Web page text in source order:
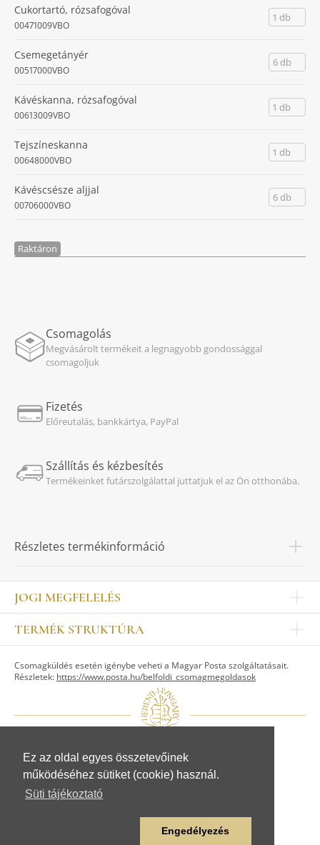
Ez az oldal egyes összetevőinek
működéséhez sütiket (cookie) használ.
Süti tájékoztató
Engedélyezés
Cukortartó, rózsafogóval
00471009VBO
1 db
Csemegetányér
00517000VBO
6 db
Kávéskanna, rózsafogóval
00613009VBO
1 db
Tejszíneskanna
00648000VBO
1 db
Kávéscsésze aljjal
00706000VBO
6 db
Raktáron
Csomagolás
Megvásárolt termékeit a legnagyobb gondossággal
csomagoljuk
Fizetés
Előreutalás, bankkártya, PayPal
Szállítás és kézbesítés
Termékeinket futárszolgálattal juttatjuk el az Ön otthonába.
Részletes termékinformáció
JOGI MEGFELELÉS
Impresszum
Kapcsolat
Jogi nyilatkozat
Üzletszabályzat
Adattovábbítási nyilatkozat
TERMÉK STRUKTÚRA
ASZTALKULTÚRA
Kannák, cukortartók
Szervíz kiegészítők
FIGURÁK
Csomagküldés esetén igénybe veheti a Magyar Posta szolgáltatásait.
Részletek: https://www.posta.hu/belfoldi_csomagmegoldasok
© Herendi Porcelánmanufaktúra Zrt.
www.herend.com